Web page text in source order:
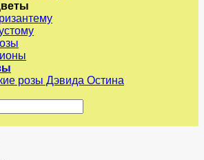
розы Дэвида Остина